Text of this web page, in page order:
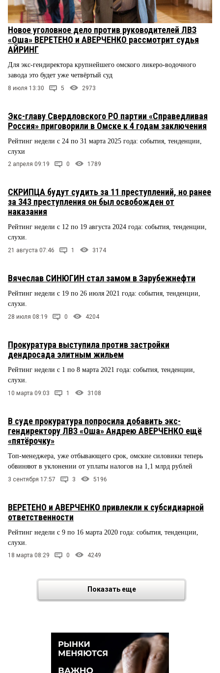
Новое уголовное дело против руководителей ЛВЗ
«Оша» ВЕРЕТЕНО и АВЕРЧЕНКО рассмотрит судья
АЙРИНГ
Для экс-гендиректора крупнейшего омского ликеро-водочного
завода это будет уже четвёртый суд
8 июля 13:30 5 2973
Экс-главу Свердловского РО партии «Справедливая
Россия» приговорили в Омске к 4 годам заключения
Рейтинг недели с 24 по 31 марта 2025 года: события, тенденции,
слухи
2 апреля 09:19 0 1789
СКРИПЦА будут судить за 11 преступлений, но ранее
за 343 преступления он был освобожден от
наказания
Рейтинг недели с 12 по 19 августа 2024 года: события, тенденции,
слухи.
21 августа 07:46 1 3174
Вячеслав СИНЮГИН стал замом в Зарубежнефти
Рейтинг недели с 19 по 26 июля 2021 года: события, тенденции,
слухи.
28 июля 08:19 0 4204
Прокуратура выступила против застройки
дендросада элитным жильем
Рейтинг недели с 1 по 8 марта 2021 года: события, тенденции,
слухи.
10 марта 09:03 1 3108
В суде прокуратура попросила добавить экс-
гендиректору ЛВЗ «Оша» Андрею АВЕРЧЕНКО ещё
«пятёрочку»
Топ-менеджера, уже отбывающего срок, омские силовики теперь
обвиняют в уклонении от уплаты налогов на 1,1 млрд рублей
3 сентября 17:57 3 5196
ВЕРЕТЕНО и АВЕРЧЕНКО привлекли к субсидиарной
ответственности
Рейтинг недели с 9 по 16 марта 2020 года: события, тенденции,
слухи.
18 марта 08:29 0 4249
Показать еще